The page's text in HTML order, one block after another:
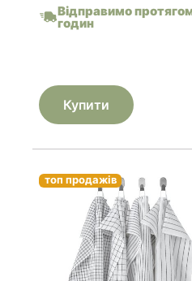
Відправимо
годин
Купити
топ продажів